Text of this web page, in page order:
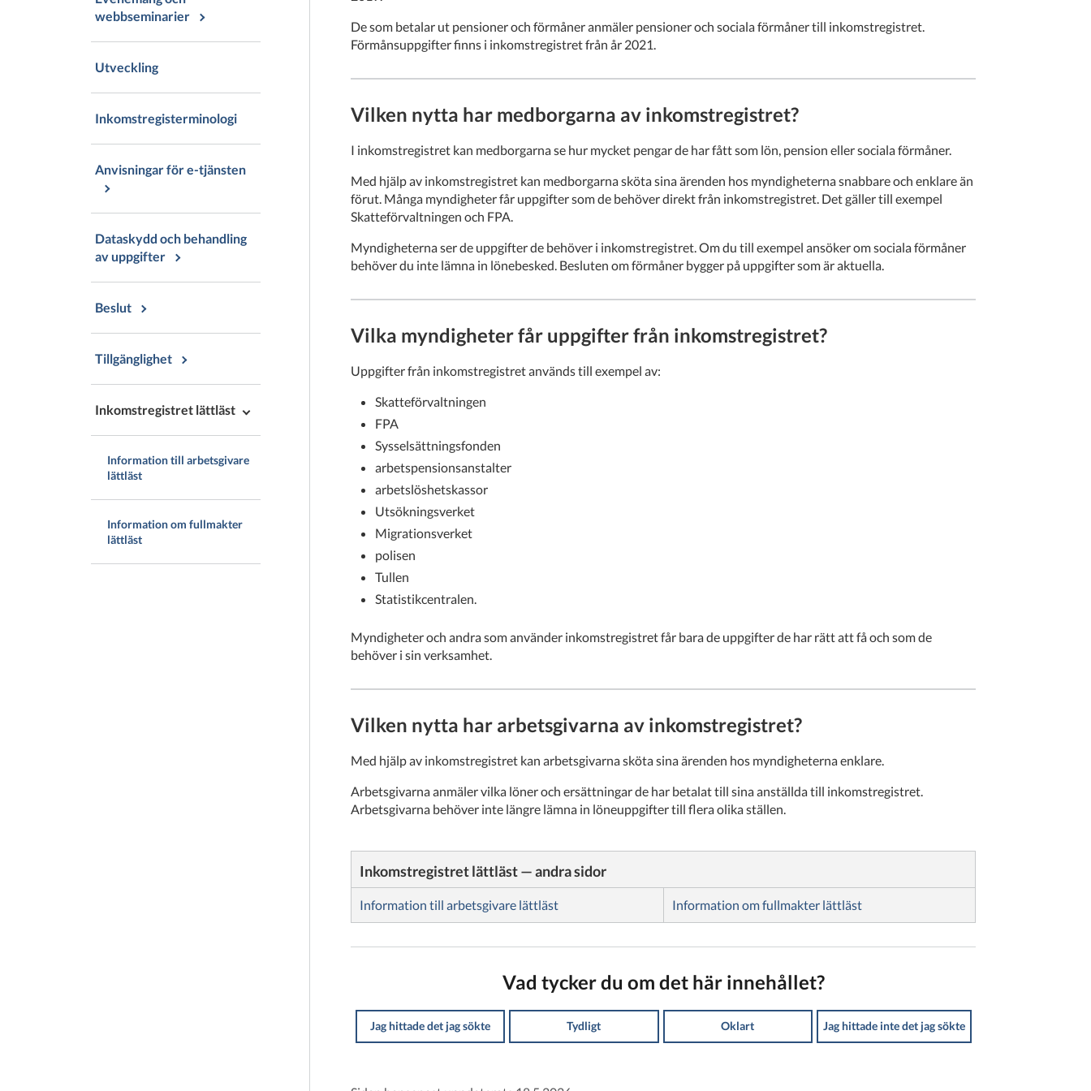
webbseminarier
Utveckling
Inkomstregisterminologi
Anvisningar för e-tjänsten
Dataskydd och behandling
av uppgifter
Beslut
Tillgänglighet
Inkomstregistret lättläst
Information till arbetsgivare
lättläst
Information om fullmakter
lättläst
De som betalar ut pensioner och förmåner anmäler pensioner och sociala förmåner till inkomstregistret.
Förmånsuppgifter finns i inkomstregistret från år 2021.
Vilken nytta har medborgarna av inkomstregistret?
I inkomstregistret kan medborgarna se hur mycket pengar de har fått som lön, pension eller sociala förmåner.
Med hjälp av inkomstregistret kan medborgarna sköta sina ärenden hos myndigheterna snabbare och enklare än
förut. Många myndigheter får uppgifter som de behöver direkt från inkomstregistret. Det gäller till exempel
Skatteförvaltningen och FPA.
Myndigheterna ser de uppgifter de behöver i inkomstregistret. Om du till exempel ansöker om sociala förmåner
behöver du inte lämna in lönebesked. Besluten om förmåner bygger på uppgifter som är aktuella.
Vilka myndigheter får uppgifter från inkomstregistret?
Uppgifter från inkomstregistret används till exempel av:
Skatteförvaltningen
FPA
Sysselsättningsfonden
arbetspensionsanstalter
arbetslöshetskassor
Utsökningsverket
Migrationsverket
polisen
Tullen
Statistikcentralen.
Myndigheter och andra som använder inkomstregistret får bara de uppgifter de har rätt att få och som de
behöver i sin verksamhet.
Vilken nytta har arbetsgivarna av inkomstregistret?
Med hjälp av inkomstregistret kan arbetsgivarna sköta sina ärenden hos myndigheterna enklare.
Arbetsgivarna anmäler vilka löner och ersättningar de har betalat till sina anställda till inkomstregistret.
Arbetsgivarna behöver inte längre lämna in löneuppgifter till flera olika ställen.
Inkomstregistret lättläst — andra sidor
Information till arbetsgivare lättläst Information om fullmakter lättläst
Vad tycker du om det här innehållet?
Jag hittade det jag sökte Tydligt Oklart Jag hittade inte det jag sökte